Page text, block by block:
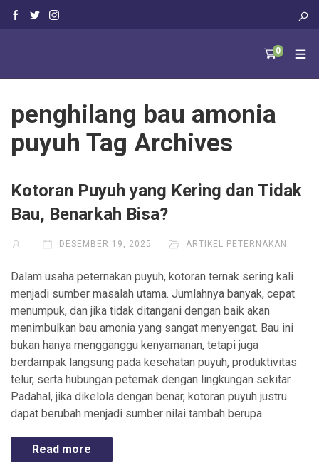
0
penghilang bau amonia
puyuh Tag Archives
Kotoran Puyuh yang Kering dan Tidak
Bau, Benarkah Bisa?
DESEMBER 19, 2025 ARTIKEL PETERNAKAN
Dalam usaha peternakan puyuh, kotoran ternak sering kali
menjadi sumber masalah utama. Jumlahnya banyak, cepat
menumpuk, dan jika tidak ditangani dengan baik akan
menimbulkan bau amonia yang sangat menyengat. Bau ini
bukan hanya mengganggu kenyamanan, tetapi juga
berdampak langsung pada kesehatan puyuh, produktivitas
telur, serta hubungan peternak dengan lingkungan sekitar.
Padahal, jika dikelola dengan benar, kotoran puyuh justru
dapat berubah menjadi sumber nilai tambah berupa…
Read more